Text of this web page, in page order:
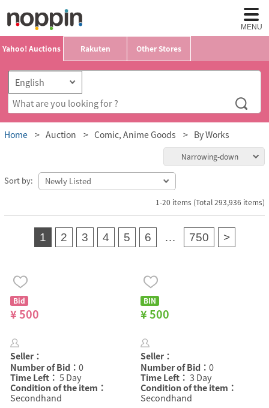
MENU
Yahoo! Auctions Rakuten Other Stores
Home Auction Comic, Anime Goods By Works
Narrowing-down
Sort by:
1-20 items (Total 293,936 items)
1 2 3 4 5 6 … 750 >
Bid
¥ 500
Seller：
Number of Bid： 0
Time Left： 5 Day
Condition of the item：
Secondhand
BIN
¥ 500
Seller：
Number of Bid： 0
Time Left： 3 Day
Condition of the item：
Secondhand